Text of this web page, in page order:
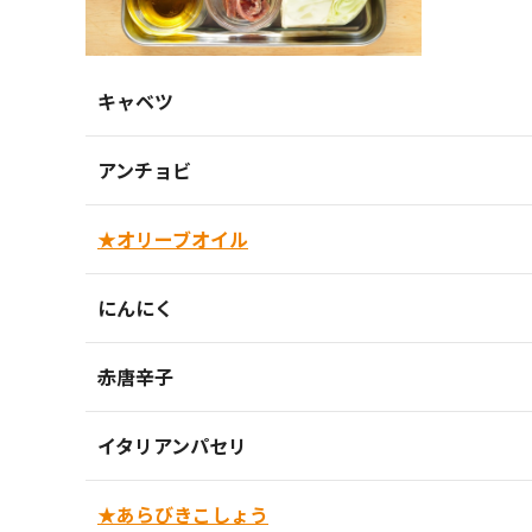
キャベツ
アンチョビ
★オリーブオイル
にんにく
赤唐辛子
イタリアンパセリ
★あらびきこしょう